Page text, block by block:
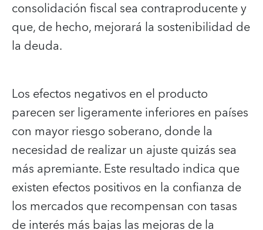
consolidación fiscal sea contraproducente y
que, de hecho, mejorará la sostenibilidad de
la deuda.
Los efectos negativos en el producto
parecen ser ligeramente inferiores en países
con mayor riesgo soberano, donde la
necesidad de realizar un ajuste quizás sea
más apremiante. Este resultado indica que
existen efectos positivos en la confianza de
los mercados que recompensan con tasas
de interés más bajas las mejoras de la